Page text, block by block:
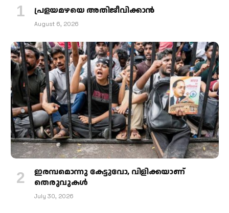
പ്രളയമഴയെ അതിജീവിക്കാന്‍
August 6, 2026
ഇരമ്പമൊന്നു കേട്ടുവോ, വിളിക്കയാണ്
തെരുവുകള്‍
July 30, 2026